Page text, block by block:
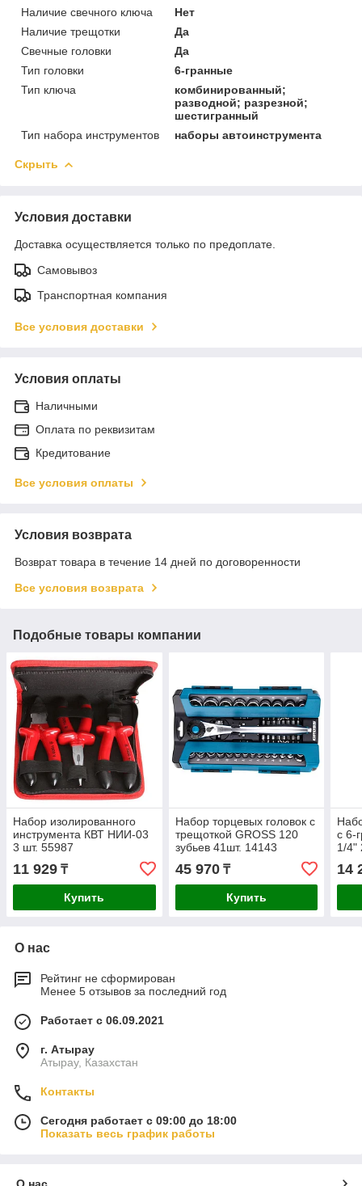
Наличие свечного ключа
Нет
Наличие трещотки
Да
Свечные головки
Да
Тип головки
6-гранные
Тип ключа
комбинированный;
разводной; разрезной;
шестигранный
Тип набора инструментов
наборы автоинструмента
Скрыть
Условия доставки
Доставка осуществляется только по предоплате.
Самовывоз
Транспортная компания
Все условия доставки
Условия оплаты
Наличными
Оплата по реквизитам
Кредитование
Все условия оплаты
Условия возврата
Возврат товара в течение 14 дней по договоренности
Все условия возврата
Подобные товары компании
Набор изолированного
инструмента КВТ НИИ-03
3 шт. 55987
11 929 ₸
Купить
Набор торцевых головок с
трещоткой GROSS 120
зубьев 41шт. 14143
45 970₸
Купить
с 6-
1/4"
14
О нас
Рейтинг не сформирован
Менее 5 отзывов за последний год
Работает с 06.09.2021
г. Атырау
Атырау, Казахстан
Контакты
Сегодня работает с 09:00 до 18:00
Показать весь график работы